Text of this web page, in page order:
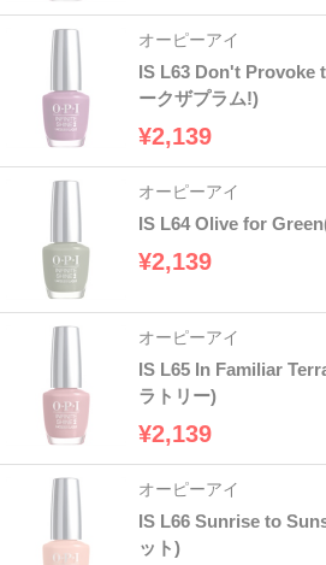
オーピーアイ
IS L63 Don't Provoke
ークザプラム!)
¥2,139
オーピーアイ
IS L64 Olive for
¥2,139
オーピーアイ
IS L65 In Familiar
ラトリー)
¥2,139
オーピーアイ
IS L66 Sunrise to
ット)